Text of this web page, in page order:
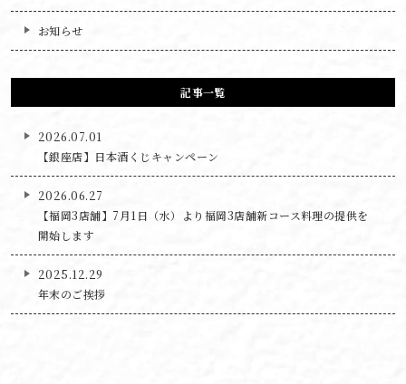
お知らせ
記事一覧
2026.07.01
【銀座店】日本酒くじキャンペーン
2026.06.27
【福岡3店舗】7月1日（水）より福岡3店舗新コース料理の提供を
開始します
2025.12.29
年末のご挨拶